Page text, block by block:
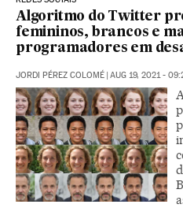
Algoritmo do Twitter
femininos, brancos e
programadores em
JORDI PÉREZ COLOMÉ | AUG 19, 2021 -